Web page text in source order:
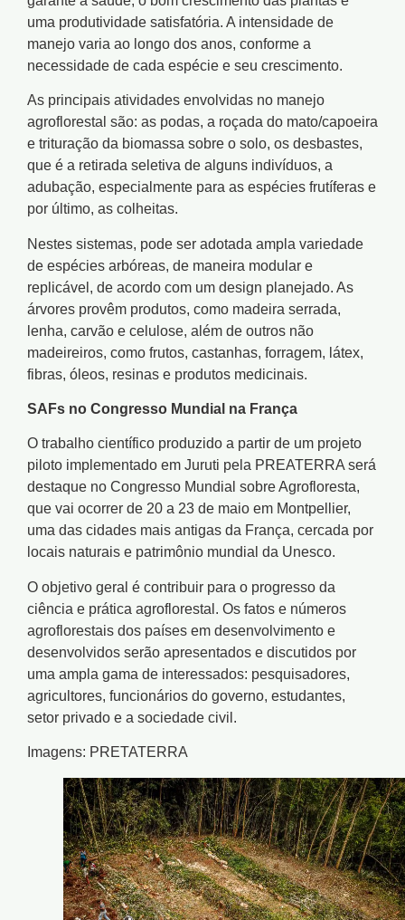
uma produtividade satisfatória. A intensidade de
manejo varia ao longo dos anos, conforme a
necessidade de cada espécie e seu crescimento.
As principais atividades envolvidas no manejo
agroflorestal são: as podas, a roçada do mato/capoeira
e trituração da biomassa sobre o solo, os desbastes,
que é a retirada seletiva de alguns indivíduos, a
adubação, especialmente para as espécies frutíferas e
por último, as colheitas.
Nestes sistemas, pode ser adotada ampla variedade
de espécies arbóreas, de maneira modular e
replicável, de acordo com um design planejado. As
árvores provêm produtos, como madeira serrada,
lenha, carvão e celulose, além de outros não
madeireiros, como frutos, castanhas, forragem, látex,
fibras, óleos, resinas e produtos medicinais.
SAFs no Congresso Mundial na França
O trabalho científico produzido a partir de um projeto
piloto implementado em Juruti pela PREATERRA será
destaque no Congresso Mundial sobre Agrofloresta,
que vai ocorrer de 20 a 23 de maio em Montpellier,
uma das cidades mais antigas da França, cercada por
locais naturais e patrimônio mundial da Unesco.
O objetivo geral é contribuir para o progresso da
ciência e prática agroflorestal. Os fatos e números
agroflorestais dos países em desenvolvimento e
desenvolvidos serão apresentados e discutidos por
uma ampla gama de interessados: pesquisadores,
agricultores, funcionários do governo, estudantes,
setor privado e a sociedade civil.
Imagens: PRETATERRA